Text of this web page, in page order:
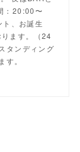
：20:00〜
、お誕生
ます。（24
タンディング
。